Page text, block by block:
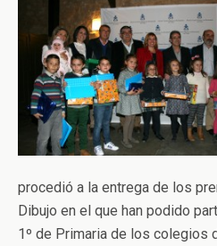
procedió a la entrega de los
Dibujo en el que han podido
1º de Primaria de los colegios